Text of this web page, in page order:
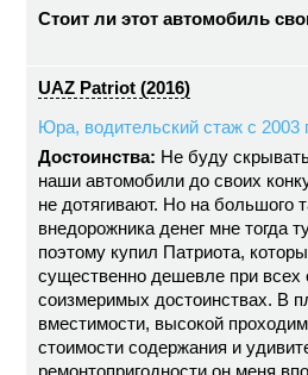
Стоит ли этот автомобиль
UAZ Patriot (2016)
Юра, водительский стаж с 2003
Достоинства: Не буду
наши автомобили до своих
не дотягивают. Но на большого
внедорожника денег мне тогда
поэтому купил Патриота,
существенно дешевле при всех
соизмеримых достоинствах. В
вместимости, высокой
стоимости содержания и
ремонтопригодности он меня